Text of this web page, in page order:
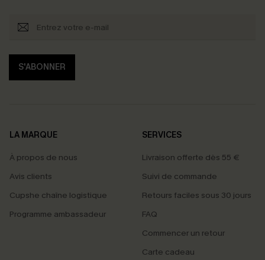
S'ABONNER
LA MARQUE
À propos de nous
Avis clients
Cupshe chaîne logistique
Programme ambassadeur
SERVICES
Livraison offerte dès 55 €
Suivi de commande
Retours faciles sous 30 jours
FAQ
Commencer un retour
Carte cadeau